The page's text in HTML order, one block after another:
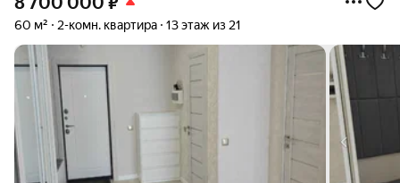
60 м² 2-комн. квартира 13 этаж из 21